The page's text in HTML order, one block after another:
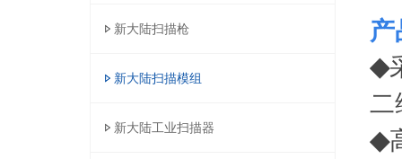
新大陆扫描枪
新大陆扫描模组
新大陆工业扫描器
产
◆
二
◆